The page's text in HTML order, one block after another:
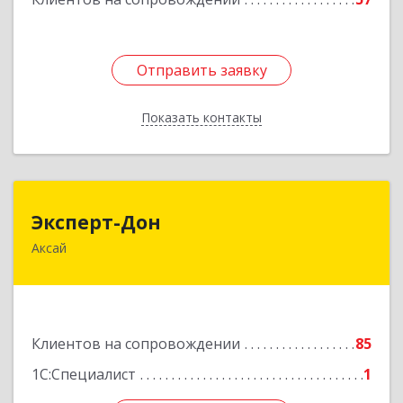
Отправить заявку
Показать контакты
Отправить заявку
Назад
Эксперт-Дон
Аксай
Клиентов на сопровождении
85
1С:Специалист
1
346720, Ростовская обл, Аксай г, Буденного ул,